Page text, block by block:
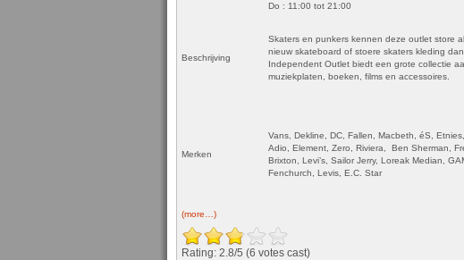
Do : 11:00 tot 21:00
Beschrijving
Skaters en punkers kennen deze outlet store
nieuw skateboard of stoere skaters kleding
Independent Outlet biedt een grote collectie
muziekplaten, boeken, films en accessoires.
Merken
Vans, Dekline, DC, Fallen, Macbeth, éS,
Adio, Element, Zero, Riviera, Ben Sherman,
Brixton, Levi’s, Sailor Jerry, Loreak Median,
Fenchurch, Levis, E.C. Star
(more…)
Rating: 2.8/5 (6 votes cast)